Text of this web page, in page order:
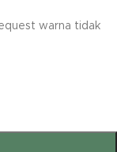
warna tidak